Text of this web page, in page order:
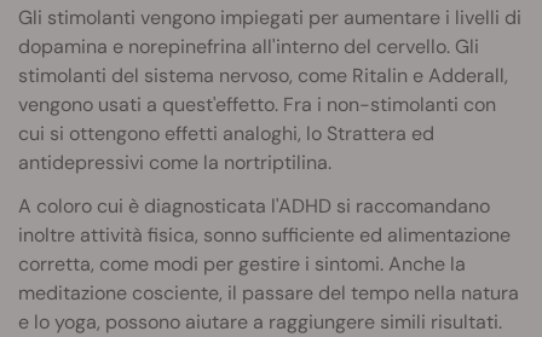
Gli stimolanti vengono impiegati per aumentare i livelli di
dopamina e norepinefrina all'interno del cervello. Gli
stimolanti del sistema nervoso, come Ritalin e Adderall,
vengono usati a quest'effetto. Fra i non-stimolanti con
cui si ottengono effetti analoghi, lo Strattera ed
antidepressivi come la nortriptilina.
A coloro cui è diagnosticata l'ADHD si raccomandano
inoltre attività fisica, sonno sufficiente ed alimentazione
corretta, come modi per gestire i sintomi. Anche la
meditazione cosciente, il passare del tempo nella natura
e lo yoga, possono aiutare a raggiungere simili risultati.